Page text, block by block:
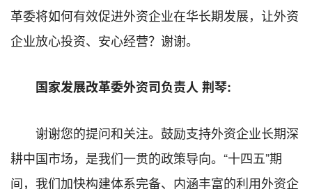
革委将如何有效促进外资企业在华长期发展，让外资
企业放心投资、安心经营？谢谢。
国家发展改革委外资司负责人 荆琴:
谢谢您的提问和关注。鼓励支持外资企业长期深
耕中国市场，是我们一贯的政策导向。“十四五”期
间，我们加快构建体系完备、内涵丰富的利用外资企